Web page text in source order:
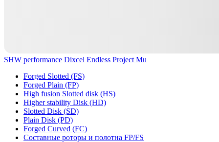
SHW performance Dixcel Endless Project Mu
Forged Slotted (FS)
Forged Plain (FP)
High fusion Slotted disk (HS)
Higher stability Disk (HD)
Slotted Disk (SD)
Plain Disk (PD)
Forged Curved (FC)
Составные роторы и полотна FP/FS